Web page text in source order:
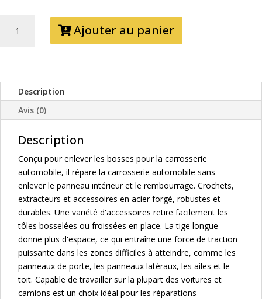
DÉBOSSELEUR
INERTIE
Ajouter au panier
Description
Avis (0)
Description
Conçu pour enlever les bosses pour la carrosserie
automobile, il répare la carrosserie automobile sans
enlever le panneau intérieur et le rembourrage. Crochets,
extracteurs et accessoires en acier forgé, robustes et
durables. Une variété d'accessoires retire facilement les
tôles bosselées ou froissées en place. La tige longue
donne plus d'espace, ce qui entraîne une force de traction
puissante dans les zones difficiles à atteindre, comme les
panneaux de porte, les panneaux latéraux, les ailes et le
toit. Capable de travailler sur la plupart des voitures et
camions est un choix idéal pour les réparations